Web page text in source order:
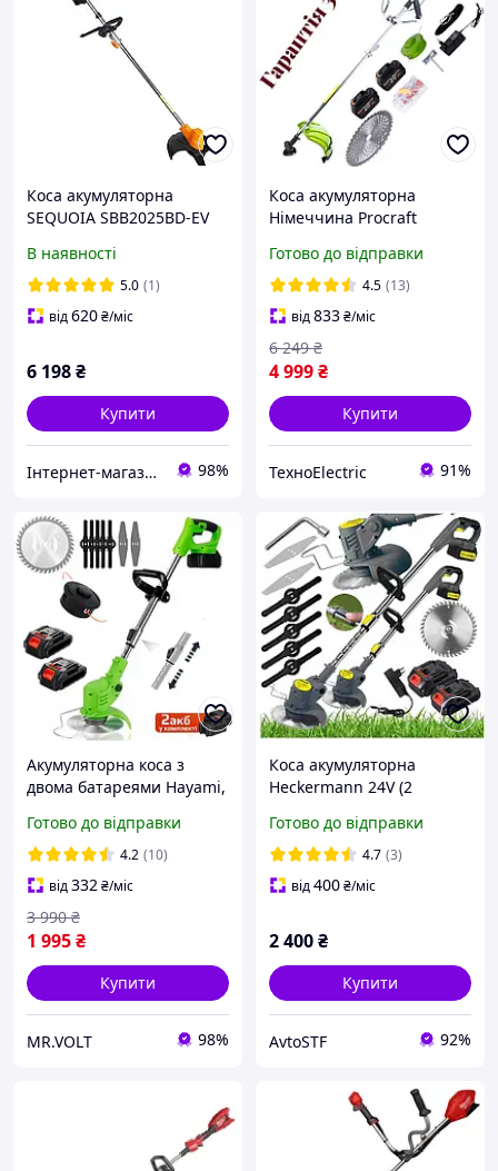
Коса акумуляторна
SEQUOIA SBB2025BD-EV
В наявності
5.0 (1)
від620₴/міс
6 198₴
Купити
Інтернет-магазин ELEKTROMAG 98%
Коса акумуляторна
Німеччина Procraft
Готово до відправки
4.5 (13)
від833₴/міс
4 999₴
6 249 ₴
Купити
ТехноElectric 91%
Акумуляторна коса з
двома батареями Hayami,
тример для трави з
волосінню й
телескопічною штангою
Готово до відправки
4.2 (10)
від332₴/міс
1 995₴
3 990 ₴
Купити
MR.VOLT 98%
Коса акумуляторна
Heckermann 24V (2
Готово до відправки
4.7 (3)
від400₴/міс
2 400₴
Купити
AvtoSTF 92%